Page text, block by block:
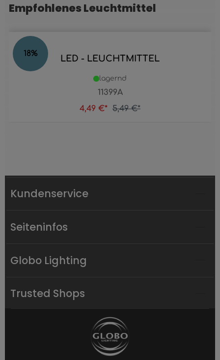
Produktgalerie überspringen
Empfohlenes Leuchtmittel
18% LED - LEUCHTMITTEL
11399A
lagernd
4,49 €* 5,49 €*
Kundenservice
Seiteninfos
Globo Lighting
Trusted Shops